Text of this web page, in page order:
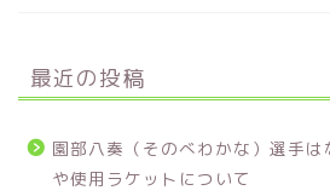
最近の投稿
園部八奏（そのべわかな）選手
や使用ラケットについて